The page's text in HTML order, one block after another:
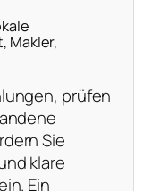
Makler,
prüfen
Sie
klare
Ein